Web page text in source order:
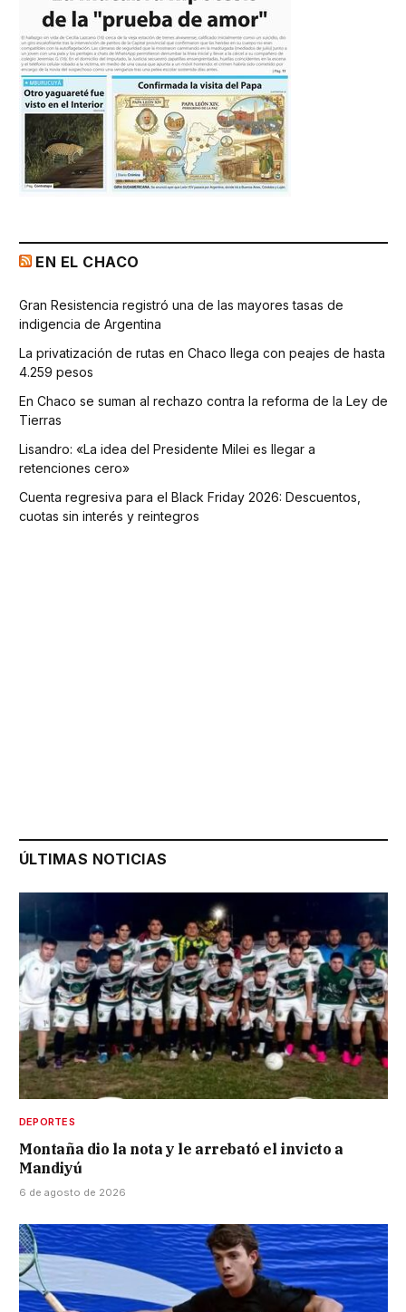
EN EL CHACO
Gran Resistencia registró una de las mayores tasas de
indigencia de Argentina
La privatización de rutas en Chaco llega con peajes de hasta
4.259 pesos
En Chaco se suman al rechazo contra la reforma de la Ley de
Tierras
Lisandro: «La idea del Presidente Milei es llegar a
retenciones cero»
Cuenta regresiva para el Black Friday 2026: Descuentos,
cuotas sin interés y reintegros
ÚLTIMAS NOTICIAS
DEPORTES
Montaña dio la nota y le arrebató el invicto a
Mandiyú
6 de agosto de 2026